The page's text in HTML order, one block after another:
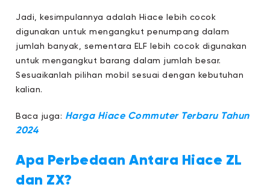
Jadi, kesimpulannya adalah Hiace lebih cocok
digunakan untuk mengangkut penumpang dalam
jumlah banyak, sementara ELF lebih cocok digunakan
untuk mengangkut barang dalam jumlah besar.
Sesuaikanlah pilihan mobil sesuai dengan kebutuhan
kalian.
Baca juga: Harga Hiace Commuter Terbaru Tahun
2024
Apa Perbedaan Antara Hiace ZL
dan ZX?